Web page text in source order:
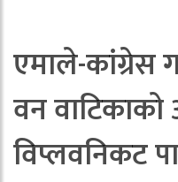
एमाले-कांग्रेस
वन वाटिकाको
विप्लवनिकट